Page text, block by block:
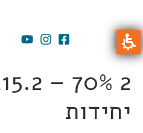
– 70% 2
יחידות